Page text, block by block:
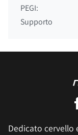
PEGI:
Supporto
Dedicato